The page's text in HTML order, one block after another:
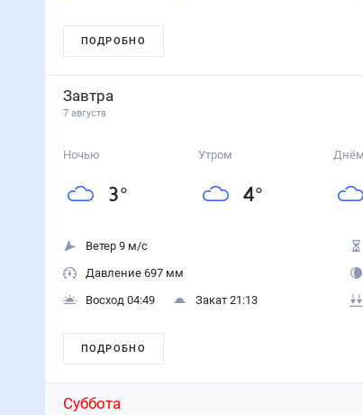
ПОДРОБНО
Завтра
7 августа
Ночью
3°
Утром
4°
Днём
Ветер 9 м/с
Давление 697 мм
Восход 04:49
Закат 21:13
ПОДРОБНО
Суббота